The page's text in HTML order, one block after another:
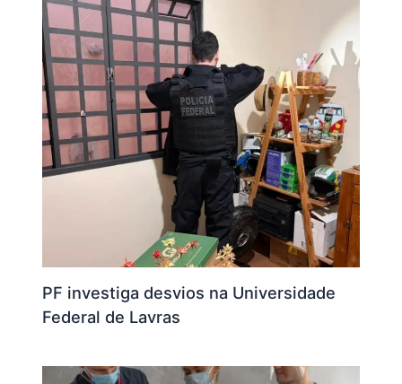
PF investiga desvios na Universidade
Federal de Lavras